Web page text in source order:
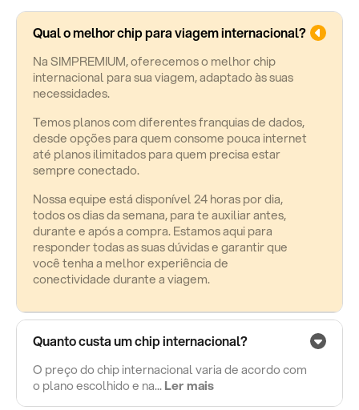
Qual o melhor chip para viagem internacional?
Na SIMPREMIUM, oferecemos o melhor chip
internacional para sua viagem, adaptado às suas
necessidades.
Temos planos com diferentes franquias de dados,
desde opções para quem consome pouca internet
até planos ilimitados para quem precisa estar
sempre conectado.
Nossa equipe está disponível 24 horas por dia,
todos os dias da semana, para te auxiliar antes,
durante e após a compra. Estamos aqui para
responder todas as suas dúvidas e garantir que
você tenha a melhor experiência de
conectividade durante a viagem.
Quanto custa um chip internacional?
O preço do chip internacional varia de acordo com
o plano escolhido e na...Ler mais